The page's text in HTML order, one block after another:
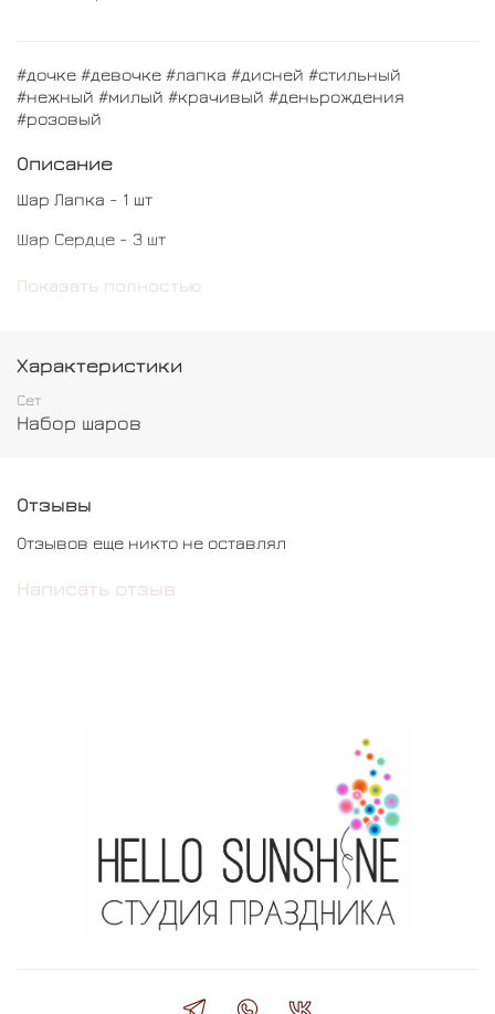
#дочке #девочке #лапка #дисней #стильный
#нежный #милый #крачивый #деньрождения
#розовый
Описание
Шар Лапка - 1 шт
Шар Сердце - 3 шт
Шар Звезда - 2 шт
Шар Баблс с индивидуальной надписью - 1 шт
Показать полностью
Характеристики
Сет
Набор шаров
Отзывы
Отзывов еще никто не оставлял
Написать отзыв